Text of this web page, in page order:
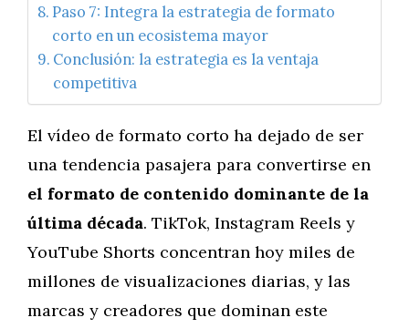
Paso 7: Integra la estrategia de formato
corto en un ecosistema mayor
Conclusión: la estrategia es la ventaja
competitiva
El vídeo de formato corto ha dejado de ser
una tendencia pasajera para convertirse en
el formato de contenido dominante de la
última década. TikTok, Instagram Reels y
YouTube Shorts concentran hoy miles de
millones de visualizaciones diarias, y las
marcas y creadores que dominan este